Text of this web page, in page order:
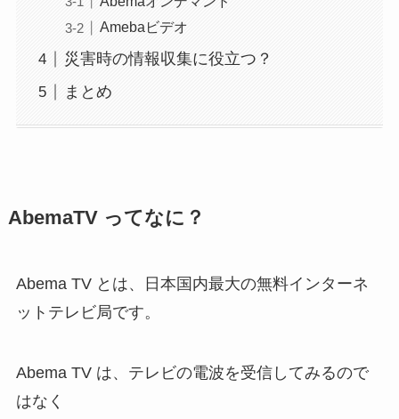
Amebaビデオ
災害時の情報収集に役立つ？
まとめ
AbemaTV ってなに？
Abema TV とは、日本国内最大の無料インターネ
ットテレビ局です。
Abema TV は、テレビの電波を受信してみるので
はなく